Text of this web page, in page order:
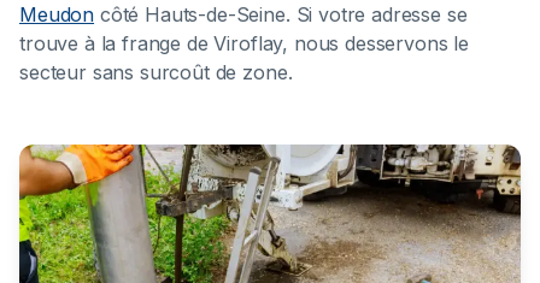
Meudon côté Hauts-de-Seine. Si votre adresse se
trouve à la frange de Viroflay, nous desservons le
secteur sans surcoût de zone.